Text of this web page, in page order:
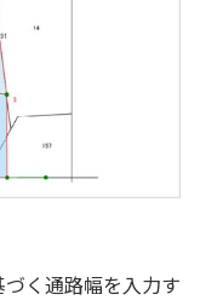
く通路幅を入力す